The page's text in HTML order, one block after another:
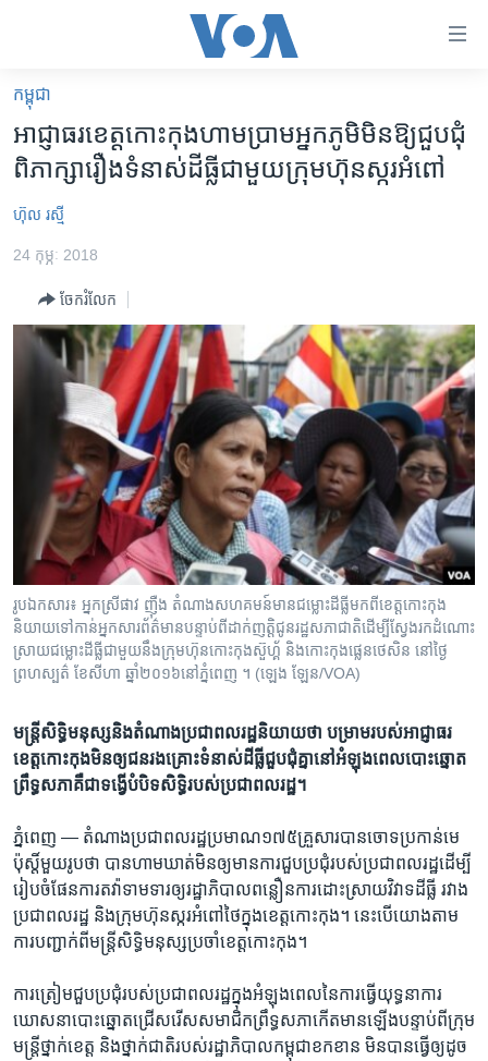
គេហទំព័រ​
ទាក់ទង
និង​
ចូល​
ទំព័រ​
ទៅ​
កាន់​
ទំព័រ​
រក
កម្ពុជា
អន្តរជាតិ
ហេឡូវីអូអេ
កម្ពុជាច្នៃប្រតិដ្ឋ
ព្រឹត្តិការណ៍ព័ត៌មាន
ទូរទស្សន៍ / វីដេអូ​
វិទ្យុ / ផតខាសថ៍
កម្មវិធីទាំងអស់
Khmer English
បណ្តាញ​សង្គម
ភាសា
កម្ពុជា
អាជ្ញាធរ​ខេត្ត​កោះកុង​ហាមប្រាម​អ្នក​ភូមិ​មិន​ឱ្យ​ជួប​ជុំ​
ពិភាក្សា​រឿង​ទំនាស់​ដីធ្លី​ជា​មួយ​ក្រុមហ៊ុន​ស្ករ​អំពៅ
ហ៊ុល រស្មី
24 កុម្ភៈ 2018
ចែករំលែក
រូបឯកសារ៖ អ្នកស្រី​ផាវ ញ៉ឺង​ តំណាង​សហគមន៍មាន​ជម្លោះ​​ដី​ធ្លីមកពី​​​​ខេត្ត​កោះកុង
និយាយ​ទៅ​កាន់​អ្នក​សារព័ត៌មាន​បន្ទាប់ពី​ដាក់​ញត្តិ​ជូន​រដ្ឋ​សភា​ជាតិ​ដើម្បី​ស្វែងរក​ដំណោះ
ស្រាយ​ជម្លោះ​ដីធ្លី​​​ជាមួយ​នឹង​ក្រុមហ៊ុន​កោះកុង​ស៊ួហ្គ័ និង​កោះកុង​ផ្លេនថេសិន ​​នៅថ្ងៃ​
ព្រហស្បត៌ ខែ​សីហា ឆ្នាំ​២០១៦នៅ​ភ្នំពេញ ។ (ឡេង ឡែន/VOA)
មន្ត្រី​សិទ្ធិ​មនុស្ស​និង​តំណាង​ប្រជា​ពល​រដ្ឋ​​​និយាយ​ថា ​បម្រាម​របស់​អាជ្ញាធរ​
ខេត្ត​កោះកុង​មិន​ឲ្យ​ជន​រង​គ្រោះ​ទំនាស់​ដីធ្លី​ជួប​ជុំ​គ្នា​នៅ​អំឡុង​ពេល​បោះឆ្នោត​
ព្រឹទ្ធ​សភា​​គឺ​ជា​ទង្វើ​បំបិទ​សិទ្ធិ​​របស់​ប្រជា​ពល​រដ្ឋ។
ភ្នំពេញ — តំណាង​ប្រជា​ពល​រដ្ឋប្រមាណ​១៧៥​គ្រួសារ​បាន​ចោទ​ប្រកាន់មេ
ប៉ុស្តិ៍​មួយ​រូប​ថា​ ​បាន​ហាម​ឃាត់​មិន​ឲ្យ​មាន​ការ​ជួប​ប្រជុំ​របស់​ប្រជា​ពល​រដ្ឋ​ដើម្បី​
រៀបចំ​ផែនការ​តវ៉ា​ទាមទារ​ឲ្យ​រដ្ឋាភិបាល​ពន្លឿន​ការ​ដោះស្រាយ​វិវាទ​ដីធ្លី​ រវាង​
ប្រជា​ពល​រដ្ឋ​ និង​ក្រុម​ហ៊ុន​ស្ករ​អំពៅ​ថៃ​ក្នុង​ខេត្ត​កោះកុង។​ នេះ​បើ​យោង​តាម​
ការ​បញ្ជាក់​ពី​មន្ត្រី​សិទ្ធិ​មនុស្ស​ប្រចាំ​ខេត្ត​កោះកុង។​
ការ​ត្រៀម​ជួប​ប្រជុំ​របស់​ប្រជា​ពល​រដ្ឋ​ក្នុង​អំឡុង​ពេល​នៃ​ការ​ធ្វើ​យុទ្ធនាការ​
ឃោសនា​បោះឆ្នោត​ជ្រើស​រើស​សមាជិក​ព្រឹទ្ធ​សភា​កើត​មាន​ឡើងបន្ទាប់​ពី​ក្រុម​
មន្ត្រី​ថ្នាក់​ខេត្ត​ និង​ថ្នាក់​ជាតិ​របស់​រដ្ឋាភិបាល​កម្ពុជា​ខកខាន​ ​មិន​បាន​ធ្វើ​ឲ្យ​ដូច​